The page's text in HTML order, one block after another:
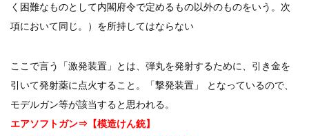
く困難なものとして内閣府令で定めるもの以外のものをいう。次
項において同じ。）を所持してはならない
ここで言う「激発装置」とは、弾丸を発射するために、引き金を
引いて発射薬に点火すること。「撃発装置」 となっているので、
モデルガン等が該当すると思われる。
エアソフトガン⇒【模造けん銃】